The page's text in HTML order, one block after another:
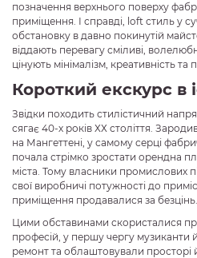
позначення верхнього поверху
приміщення. І справді, loft стиль у
обстановку в давно покинутій
віддають перевагу сміливі,
цінують мінімалізм, креативність та
Короткий екскурс в
Звідки походить стилістичний
сягає 40-х років ХХ століття.
на Мангеттені, у самому серці
почала стрімко зростати орендна
міста. Тому власники промислових
свої виробничі потужності до
приміщення продавалися за безцінь.
Цими обставинами скористалися
професій, у першу чергу
ремонт та облаштовували просторі